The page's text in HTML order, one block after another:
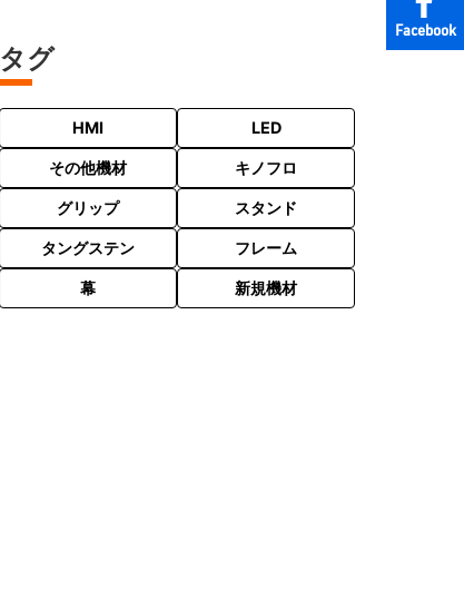
Facebook
タグ
HMI LED
その他機材 キノフロ
グリップ スタンド
タングステン フレーム
幕 新規機材